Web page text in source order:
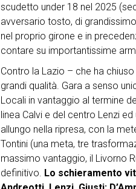
scudetto under 18 nel 2025
avversario tosto, di
nel proprio girone e in
contare su importantissime
Contro la Lazio – che ha
grandi qualità. Gara a senso
Locali in vantaggio al termine
linea Calvi e del centro Lenzi
allungo nella ripresa, con la
Tontini (una meta, tre
massimo vantaggio, il Livorno
definitivo. Lo schieramento